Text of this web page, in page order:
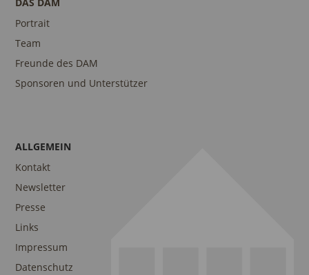
DAS DAM
Portrait
Team
Freunde des DAM
Sponsoren und Unterstützer
ALLGEMEIN
Kontakt
Newsletter
Presse
Links
Impressum
Datenschutz